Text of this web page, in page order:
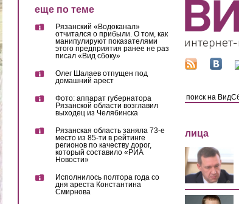
еще по теме
Рязанский «Водоканал»
отчитался о прибыли. О том, как
манипулируют показателями
этого предприятия ранее не раз
писал «Вид сбоку»
Олег Шалаев отпущен под
домашний арест
Фото: аппарат губернатора
Рязанской области возглавил
выходец из Челябинска
Рязанская область заняла 73-е
место из 85-ти в рейтинге
регионов по качеству дорог,
который составило «РИА
Новости»
Исполнилось полтора года со
дня ареста Константина
Смирнова
лица